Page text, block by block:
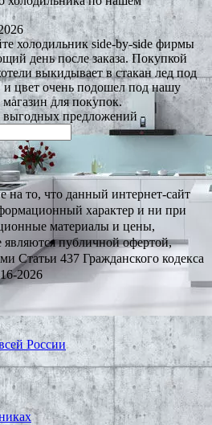
холодильник side-by-side фирмы
день после заказа. Покупкой
выкидывает в стакан лед под
и цвет очень подошел под нашу
для покупок.
выгодных предложений
то, что данный интернет-сайт
характер и ни при
материалы и цены,
публичной офертой,
Статьи 437 Гражданского кодекса
2026
России